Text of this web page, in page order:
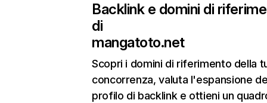
Backlink e domini di
di
mangatoto.net
Scopri i domini di riferimento della
concorrenza, valuta l'espansione
profilo di backlink e ottieni un